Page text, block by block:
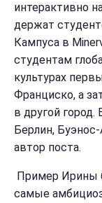
интерактивно
держат
Кампуса в
студентам
культурах
Франциско, а
в другой город.
Берлин,
автор поста.
Пример Ирины
самые